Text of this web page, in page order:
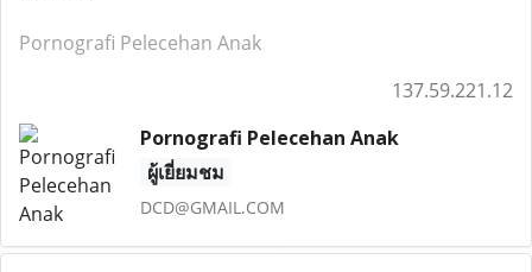
Pornografi Pelecehan Anak
137.59.221.12
Pornografi Pelecehan Anak
ผู้เยี่ยมชม
DCD@GMAIL.COM